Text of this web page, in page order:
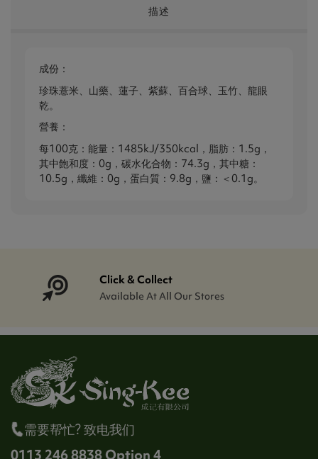
描述
成份：
珍珠薏米、山藥、蓮子、紫蘇、百合球、玉竹、龍眼
乾。
營養：
每100克：能量：1485kJ/350kcal，脂肪：1.5g，
其中飽和度：0g，碳水化合物：74.3g，其中糖：
10.5g，纖維：0g，蛋白質：9.8g，鹽：＜0.1g。
Click & Collect
Available At All Our Stores
需要帮忙? 致电我们
0113 246 8838 Option 4